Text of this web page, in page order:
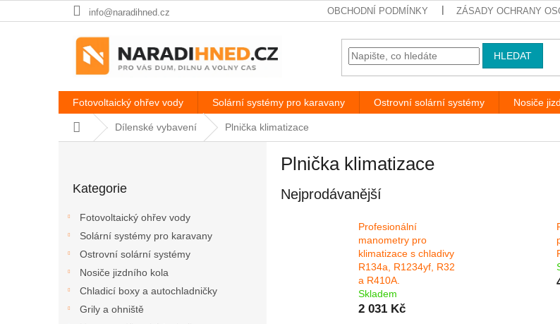
na
info@naradihned.cz OBCHODNÍ PODMÍNKY ZÁSADY OCHRANY
HLEDAT
Fotovoltaický ohřev vody Solární systémy pro karavany Ostrovní solární systémy Nosiče
Domů Dílenské vybavení Plnička klimatizace
kategorie
Kategorie
Fotovoltaický ohřev vody
Solární systémy pro karavany
Ostrovní solární systémy
Nosiče jizdního kola
Chladicí boxy a autochladničky
Grily a ohniště
Plnička klimatizace
Nejprodávanější
Profesionální
manometry pro
klimatizace s chladivy
R134a, R1234yf, R32
a R410A.
Skladem
2 031 Kč